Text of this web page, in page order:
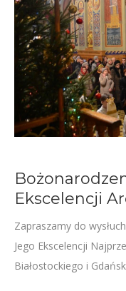
Ekscelencji
Zapraszamy do
Jego Ekscelencji
Białostockiego i